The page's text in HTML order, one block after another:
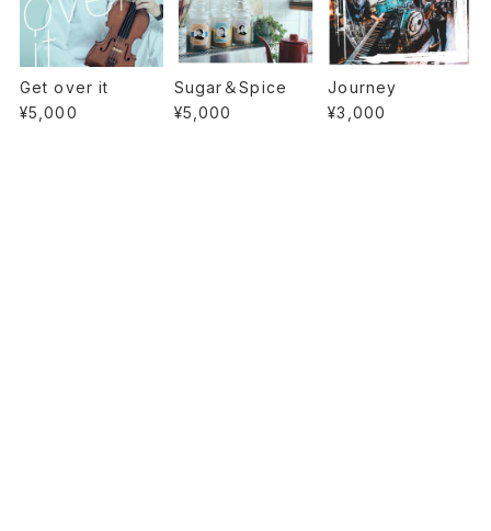
Get over it
¥5,000
Sugar＆Spice
¥5,000
Journey
¥3,000